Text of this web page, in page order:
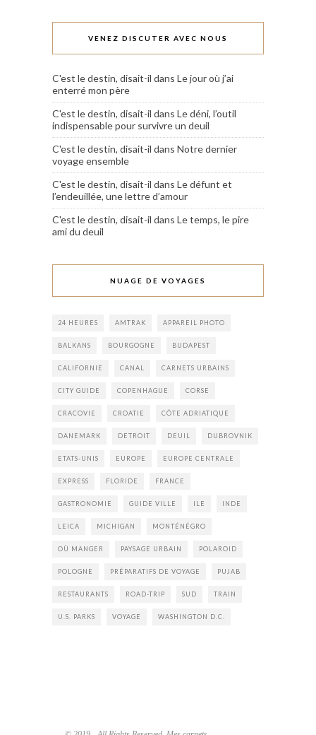
VENEZ DISCUTER AVEC NOUS
C'est le destin, disait-il dans Le jour où j’ai
enterré mon père
C'est le destin, disait-il dans Le déni, l’outil
indispensable pour survivre un deuil
C'est le destin, disait-il dans Notre dernier
voyage ensemble
C'est le destin, disait-il dans Le défunt et
l’endeuillée, une lettre d’amour
C'est le destin, disait-il dans Le temps, le pire
ami du deuil
NUAGE DE VOYAGES
24 HEURES AMTRAK APPAREIL PHOTO
BALKANS BOURGOGNE BUDAPEST
CALIFORNIE CANAL CARNETS URBAINS
CITY GUIDE COPENHAGUE CORSE
CRACOVIE CROATIE CÔTE ADRIATIQUE
DANEMARK DETROIT DEUIL DUBROVNIK
ETATS-UNIS EUROPE EUROPE CENTRALE
EXPRESS FLORIDE FRANCE
GASTRONOMIE GUIDE VILLE ILE INDE
LEICA MICHIGAN MONTÉNÉGRO
OÙ MANGER PAYSAGE URBAIN POLAROID
POLOGNE PRÉPARATIFS DE VOYAGE PUJAB
RESTAURANTS ROAD-TRIP SUD TRAIN
U.S. PARKS VOYAGE WASHINGTON D.C.